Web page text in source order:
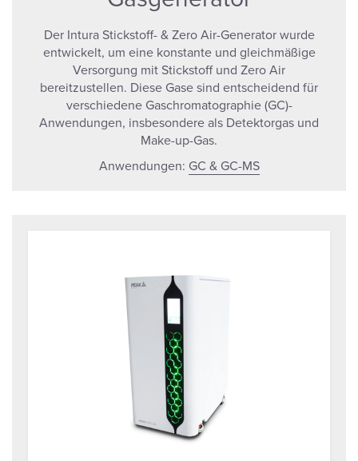
Der Intura Stickstoff- & Zero Air-Generator wurde
entwickelt, um eine konstante und gleichmäßige
Versorgung mit Stickstoff und Zero Air
bereitzustellen. Diese Gase sind entscheidend für
verschiedene Gaschromatographie (GC)-
Anwendungen, insbesondere als Detektorgas und
Make-up-Gas.
Anwendungen: GC & GC-MS